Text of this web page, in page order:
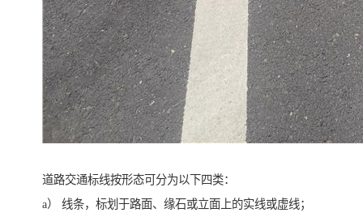
道路交通标线按形态可分为以下四类：
a） 线条，标划于路面、缘石或立面上的实线或虚线；